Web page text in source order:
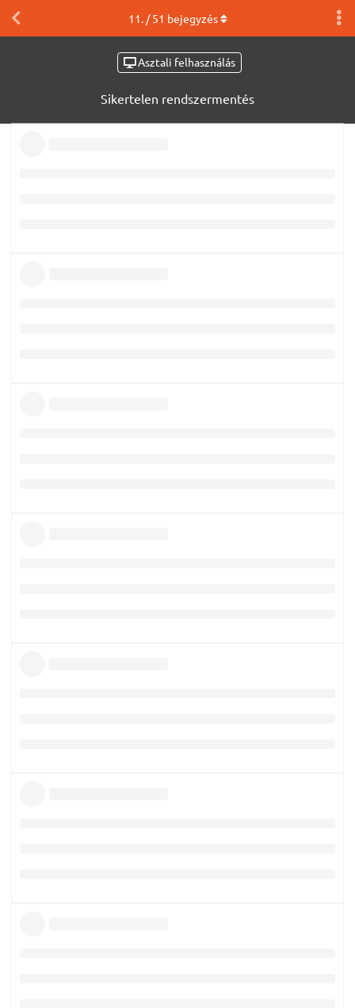
Asztali felhasználás
Sikertelen rendszermentés
11. /51 bejegyzés